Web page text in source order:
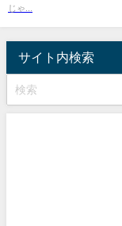
じゃ...
サイト内検索